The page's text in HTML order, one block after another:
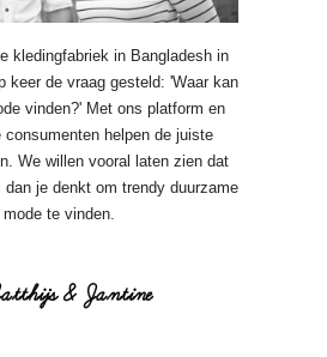
kledingfabriek in Bangladesh in
keer de vraag gesteld: 'Waar kan
vinden?' Met ons platform en
consumenten helpen de juiste
We willen vooral laten zien dat
dan je denkt om trendy duurzame
mode te vinden.